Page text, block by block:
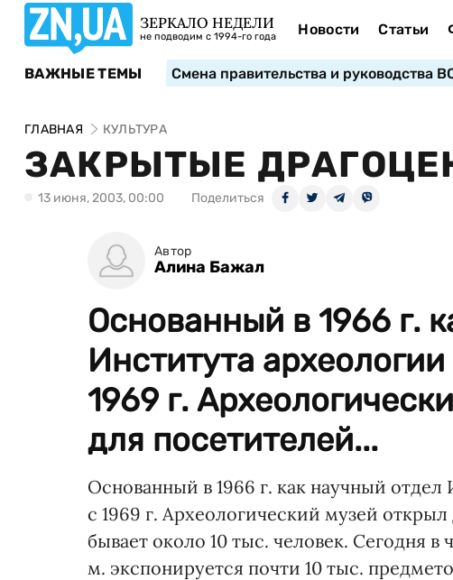
ЗЕРКАЛО НЕДЕЛИ
не подводим с 1994-го года Новости Статьи
ВАЖНЫЕ ТЕМЫ Смена правительства и руководства
ГЛАВНАЯ КУЛЬТУРА
ЗАКРЫТЫЕ
13 июня, 2003, 00:00 Поделиться
Автор
Алина Бажал
Основанный в 1966 г.
Института
1969 г.
для посетителей...
Основанный в 1966 г. как научный
с 1969 г. Археологический музей
бывает около 10 тыс. человек. Сегодня
м. экспонируется почти 10 тыс.